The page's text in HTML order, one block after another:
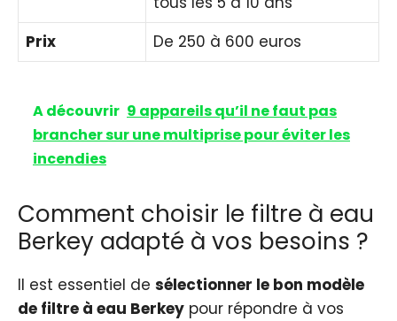
Prix
De 250 à 600 euros
A découvrir 9 appareils qu’il ne faut pas
brancher sur une multiprise pour éviter les
incendies
Comment choisir le filtre à eau
Berkey adapté à vos besoins ?
Il est essentiel de sélectionner le bon modèle
de filtre à eau Berkey pour répondre à vos